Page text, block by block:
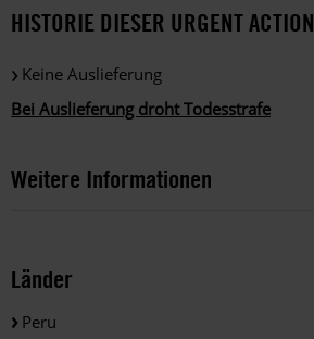
HISTORIE DIESER URGENT ACTION
Keine Auslieferung
Bei Auslieferung droht Todesstrafe
Weitere Informationen
Länder
Peru